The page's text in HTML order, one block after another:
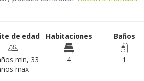
de edad
min, 33
max
Habitaciones
4
Baños
1